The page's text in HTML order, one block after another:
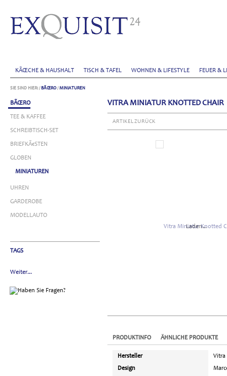
KÃŒCHE & HAUSHALT TISCH & TAFEL WOHNEN & LIFESTYLE FEUER &
SIE SIND HIER: / BÃŒRO/MINIATUREN
BÃŒRO
TEE & KAFFEE
SCHREIBTISCH-SET
BRIEFKÃ€STEN
GLOBEN
MINIATUREN
UHREN
GARDEROBE
MODELLAUTO
TAGS
Weiter...
VITRA MINIATUR KNOTTED CHAIR
ARTIKEL ZURÜCK
Laden...
PRODUKTINFO ÄHNLICHE PRODUKTE
Hersteller
Vitra
Design